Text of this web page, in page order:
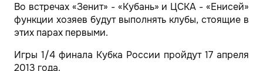
Во встречах «Зенит» - «Кубань» и ЦСКА - «Енисей»
функции хозяев будут выполнять клубы, стоящие в
этих парах первыми.
Игры 1/4 финала Кубка России пройдут 17 апреля
2013 года.